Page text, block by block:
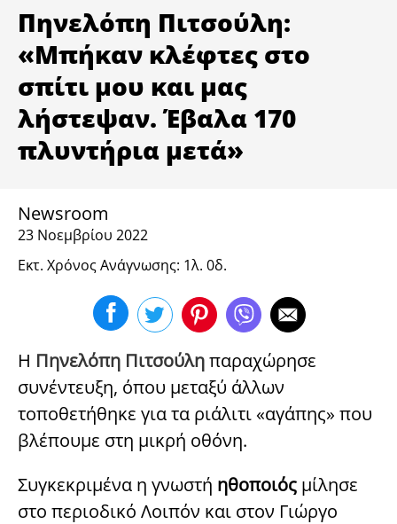
ΥΓΕΙΑ
Πηνελόπη Πιτσούλη:
«Μπήκαν κλέφτες στο
σπίτι μου και μας
λήστεψαν. Έβαλα 170
πλυντήρια μετά»
Newsroom
23 Νοεμβρίου 2022
Εκτ. Χρόνος Ανάγνωσης: 1λ. 0δ.
H Πηνελόπη Πιτσούληπαραχώρησε
συνέντευξη, όπου μεταξύ άλλων
τοποθετήθηκε για τα ριάλιτι «αγάπης» που
βλέπουμε στη μικρή οθόνη.
Συγκεκριμένα η γνωστή ηθοποιός μίλησε
στο περιοδικό Λοιπόν και στον Γιώργο